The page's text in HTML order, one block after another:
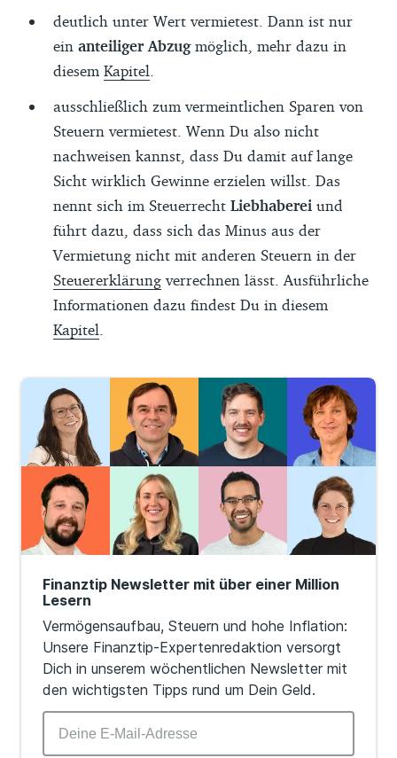
deutlich unter Wert vermietest. Dann ist nur
ein anteiliger Abzugmöglich, mehr dazu in
diesem Kapitel
ausschließlich zum vermeintlichen Sparen von
Steuern vermietest. Wenn Du also nicht
nachweisen kannst, dass Du damit auf lange
Sicht wirklich Gewinne erzielen willst. Das
nennt sich im Steuerrecht Liebhaberei und
führt dazu, dass sich das Minus aus der
Vermietung nicht mit anderen Steuern in der
Steuererklärung verrechnen lässt. Ausführliche
Informationen dazu findest Du in diesem
Kapitel
Finanztip Newsletter mit über einer Million
Lesern
Vermögensaufbau, Steuern und hohe Inflation:
Unsere Finanztip-Expertenredaktion versorgt
Dich in unserem wöchentlichen Newsletter mit
den wichtigsten Tipps rund um Dein Geld.